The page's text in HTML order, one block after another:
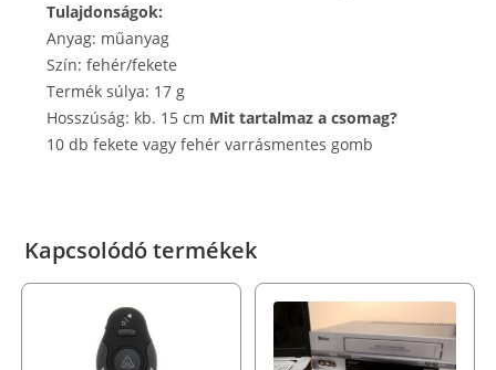
Tulajdonságok:
Anyag: műanyag
Szín: fehér/fekete
Termék súlya: 17 g
Hosszúság: kb. 15 cm Mit tartalmaz a csomag?
10 db fekete vagy fehér varrásmentes gomb
Kapcsolódó termékek